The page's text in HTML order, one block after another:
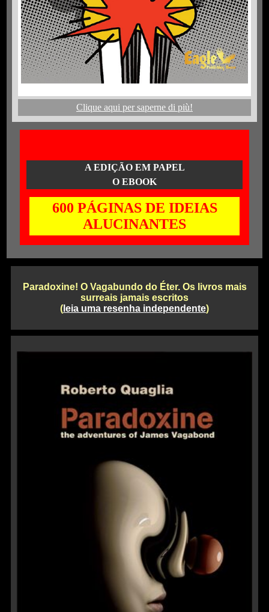
Clique aqui per saperne di più!
A EDIÇÃO EM PAPEL
O EBOOK
600 PÁGINAS DE IDEIAS
ALUCINANTES
Paradoxine! O Vagabundo do Éter. Os livros mais
surreais jamais escritos
( leia uma resenha independente)